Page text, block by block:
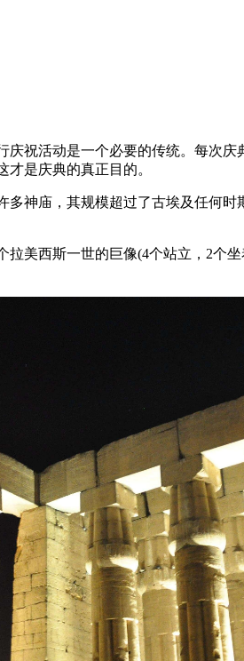
祝活动是一个必要的传统。每次庆
是庆典的真正目的。
神庙，其规模超过了古埃及任何
美西斯一世的巨像(4个站立，2个